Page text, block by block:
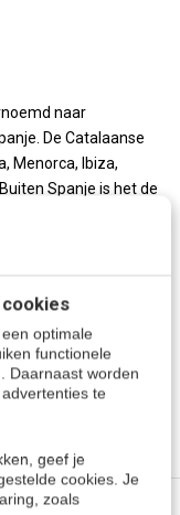
optimale
functionele
Daarnaast worden
te
geef je
cookies. Je
zoals
naar
De Catalaanse
Menorca, Ibiza,
Spanje is het de
in deze